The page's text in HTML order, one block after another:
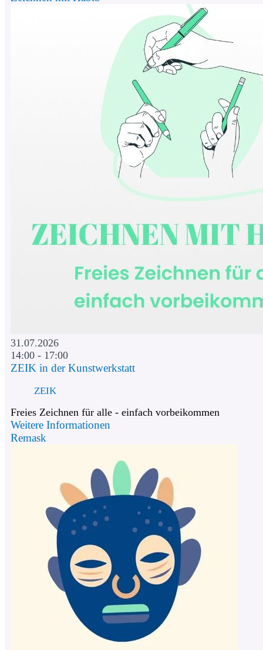
31.07.2026
14:00 - 17:00
ZEIK in der Kunstwerkstatt
ZEIK
Freies Zeichnen für alle - einfach vorbeikommen
Weitere Informationen
Remask